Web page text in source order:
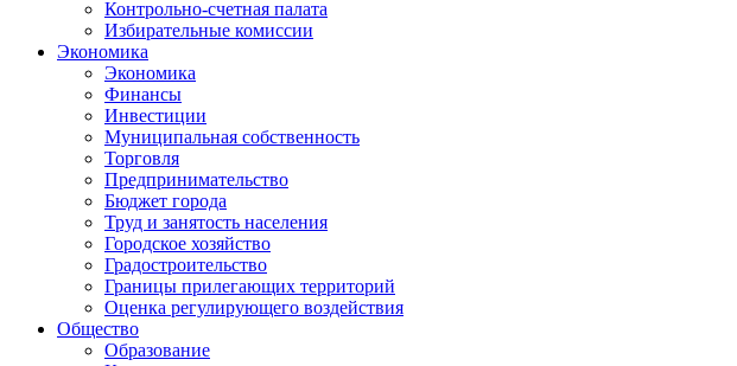
Контрольно-счетная палата
Избирательные комиссии
Экономика
Экономика
Финансы
Инвестиции
Муниципальная собственность
Торговля
Предпринимательство
Бюджет города
Труд и занятость населения
Городское хозяйство
Градостроительство
Границы прилегающих территорий
Оценка регулирующего воздействия
Общество
Образование